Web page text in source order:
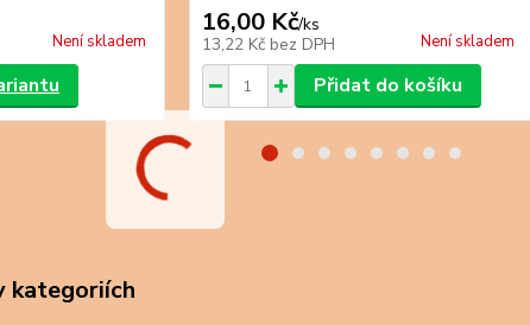
Není skladem
16,00 Kč/ks
13,22 Kč bez DPH Není skladem
Přidat do košíku
kategoriích